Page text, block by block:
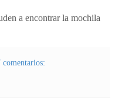
a encontrar la mochila
comentarios: